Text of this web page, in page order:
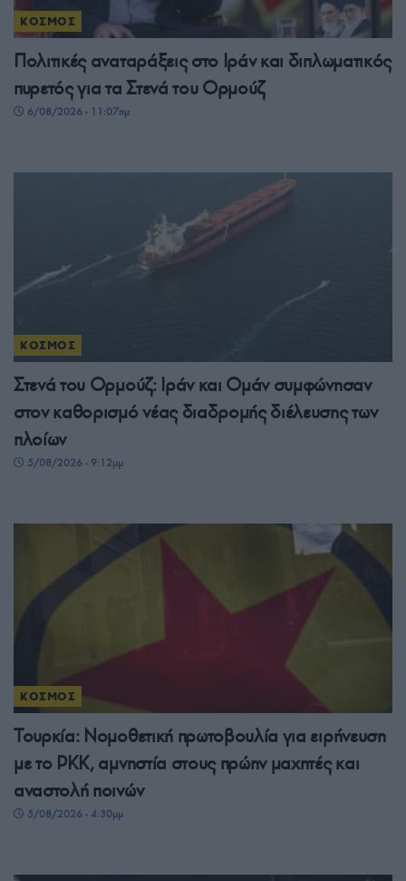
ΚΟΣΜΟΣ
Πολιτικές αναταράξεις στο Ιράν και διπλωματικός
πυρετός για τα Στενά του Ορμούζ
6/08/2026 - 11:07πμ
ΚΟΣΜΟΣ
Στενά του Ορμούζ: Ιράν και Ομάν συμφώνησαν
στον καθορισμό νέας διαδρομής διέλευσης των
πλοίων
5/08/2026 - 9:12μμ
ΚΟΣΜΟΣ
Τουρκία: Νομοθετική πρωτοβουλία για ειρήνευση
με το PKK, αμνηστία στους πρώην μαχητές και
αναστολή ποινών
5/08/2026 - 4:30μμ